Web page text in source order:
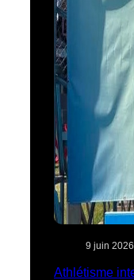
9 juin 2026
Athlétisme